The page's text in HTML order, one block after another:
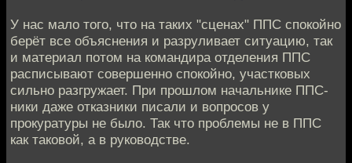
У нас мало того, что на таких "сценах" ППС спокойно
берёт все объяснения и разруливает ситуацию, так
и материал потом на командира отделения ППС
расписывают совершенно спокойно, участковых
сильно разгружает. При прошлом начальнике ППС-
ники даже отказники писали и вопросов у
прокуратуры не было. Так что проблемы не в ППС
как таковой, а в руководстве.